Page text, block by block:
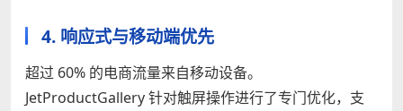
4. 响应式与移动端优先
超过 60% 的电商流量来自移动设备。
JetProductGallery 针对触屏操作进行了专门优化，支